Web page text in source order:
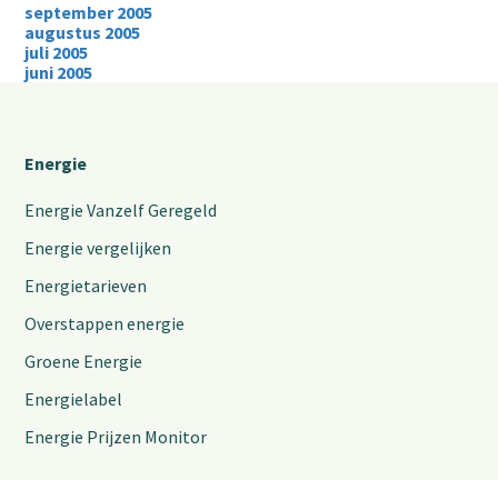
september 2005
augustus 2005
juli 2005
juni 2005
Energie
Energie Vanzelf Geregeld
Energie vergelijken
Energietarieven
Overstappen energie
Groene Energie
Energielabel
Energie Prijzen Monitor